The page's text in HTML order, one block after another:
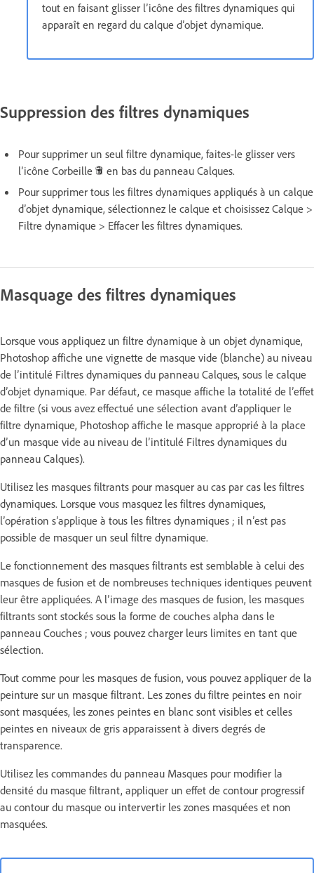
tout en faisant glisser l’icône des filtres dynamiques qui
apparaît en regard du calque d’objet dynamique.
Suppression des filtres dynamiques
Pour supprimer un seul filtre dynamique, faites-le glisser vers
l’icône Corbeille
en bas du panneau Calques.
Pour supprimer tous les filtres dynamiques appliqués à un calque
d’objet dynamique, sélectionnez le calque et choisissez Calque >
Filtre dynamique > Effacer les filtres dynamiques.
Masquage des filtres dynamiques
Lorsque vous appliquez un filtre dynamique à un objet dynamique,
Photoshop affiche une vignette de masque vide (blanche) au niveau
de l’intitulé Filtres dynamiques du panneau Calques, sous le calque
d’objet dynamique. Par défaut, ce masque affiche la totalité de l’effet
de filtre (si vous avez effectué une sélection avant d’appliquer le
filtre dynamique, Photoshop affiche le masque approprié à la place
d’un masque vide au niveau de l’intitulé Filtres dynamiques du
panneau Calques).
Utilisez les masques filtrants pour masquer au cas par cas les filtres
dynamiques. Lorsque vous masquez les filtres dynamiques,
l’opération s’applique à tous les filtres dynamiques ; il n’est pas
possible de masquer un seul filtre dynamique.
Le fonctionnement des masques filtrants est semblable à celui des
masques de fusion et de nombreuses techniques identiques peuvent
leur être appliquées. A l’image des masques de fusion, les masques
filtrants sont stockés sous la forme de couches alpha dans le
panneau Couches ; vous pouvez charger leurs limites en tant que
sélection.
Tout comme pour les masques de fusion, vous pouvez appliquer de la
peinture sur un masque filtrant. Les zones du filtre peintes en noir
sont masquées, les zones peintes en blanc sont visibles et celles
peintes en niveaux de gris apparaissent à divers degrés de
transparence.
Utilisez les commandes du panneau Masques pour modifier la
densité du masque filtrant, appliquer un effet de contour progressif
au contour du masque ou intervertir les zones masquées et non
masquées.